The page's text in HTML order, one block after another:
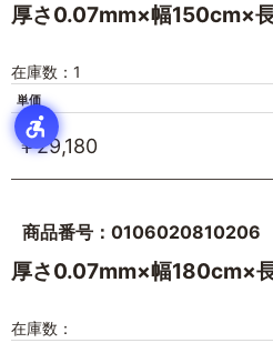
厚さ0.07mm×幅150cm×
在庫数：1
単価
￥29,180
商品番号：0106020810206
厚さ0.07mm×幅180cm×
在庫数：